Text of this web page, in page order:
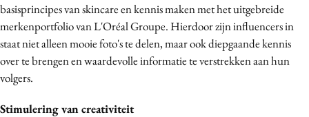
basisprincipes van skincare en kennis maken met het uitgebreide
merkenportfolio van L'Oréal Groupe. Hierdoor zijn influencers in
staat niet alleen mooie foto's te delen, maar ook diepgaande kennis
over te brengen en waardevolle informatie te verstrekken aan hun
volgers.
Stimulering van creativiteit